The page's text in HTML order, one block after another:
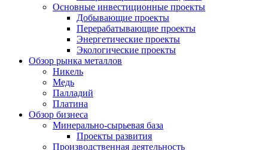
Основные инвестиционные проекты
Добывающие проекты
Перерабатывающие проекты
Энергетические проекты
Экологические проекты
Обзор рынка металлов
Никель
Медь
Палладий
Платина
Обзор бизнеса
Минерально-сырьевая база
Проекты развития
Производственная деятельность